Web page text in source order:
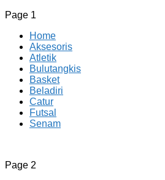
Page 1
Home
Aksesoris
Atletik
Bulutangkis
Basket
Beladiri
Catur
Futsal
Senam
CV JAYA BERSAMA Co Id
Menyediakan Semua Perlengkapan
Page 2